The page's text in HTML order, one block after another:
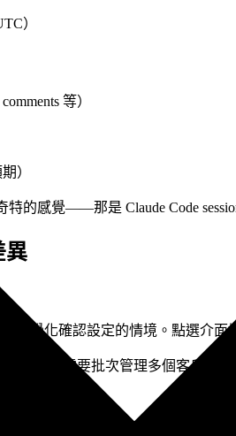
）
等）
）
的感覺——那是 Claude Code
異
視覺化確認設定的情境。點選介面
案者）需要批次管理多個客戶 repo